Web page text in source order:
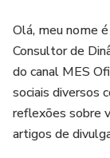
Olá, meu nome
Consultor de
do canal MES
sociais diversos
reflexões sobre
artigos de